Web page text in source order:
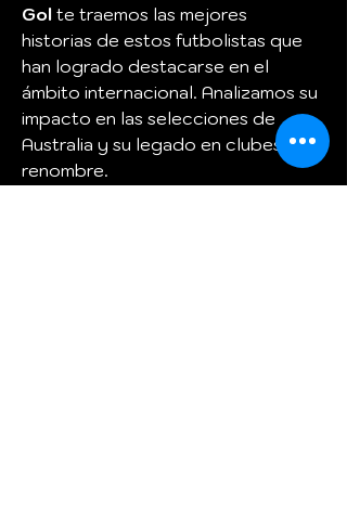
Gol te traemos las mejores
historias de estos futbolistas que
han logrado destacarse en el
ámbito internacional. Analizamos su
impacto en las selecciones de
Australia y su legado en clubes de
renombre.